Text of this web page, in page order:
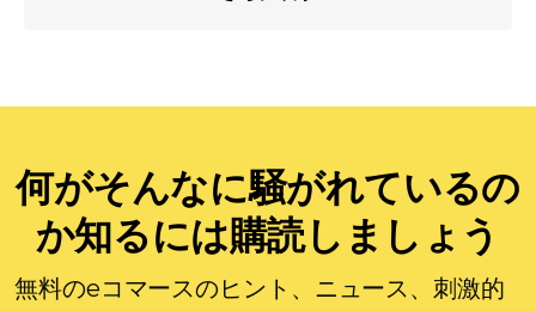
何がそんなに騒がれているの
か知るには購読しましょう
無料のeコマースのヒント、ニュース、刺激的